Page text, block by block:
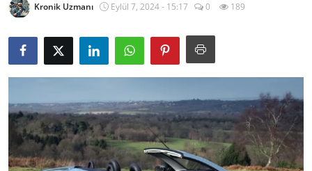
Vergi & ÖTV & MTV
Muayene & Ruhsat
Sorgulamalar
İkinci El & Alım-Satım
Bakım & Arıza Çözümleri
Elektrikli & Hibrit
Kronik Uzmanı Eylül 7, 2024 - 15:17 0 189